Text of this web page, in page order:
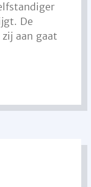
De
aan gaat